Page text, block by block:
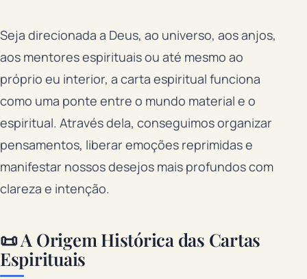
Seja direcionada a Deus, ao universo, aos anjos,
aos mentores espirituais ou até mesmo ao
próprio eu interior, a carta espiritual funciona
como uma ponte entre o mundo material e o
espiritual. Através dela, conseguimos organizar
pensamentos, liberar emoções reprimidas e
manifestar nossos desejos mais profundos com
clareza e intenção.
📜 A Origem Histórica das Cartas
Espirituais